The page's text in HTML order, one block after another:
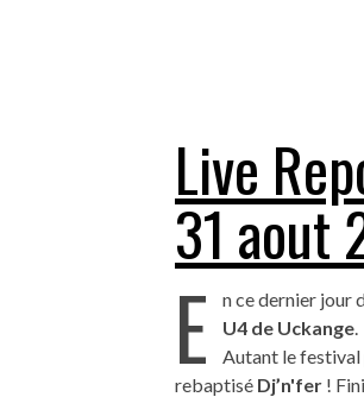
Live
31 aout
E n ce dernier jour
U4 de Uckange.
Autant le festival
rebaptisé Dj’n'fer !